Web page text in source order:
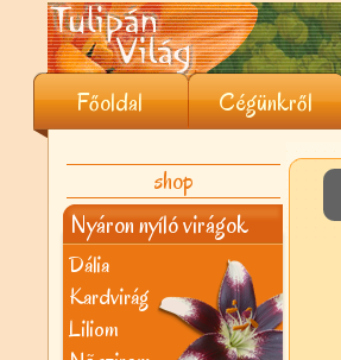
Főoldal Cégünkről
shop
Nyáron nyíló virágok
Dália
Kardvirág
Liliom